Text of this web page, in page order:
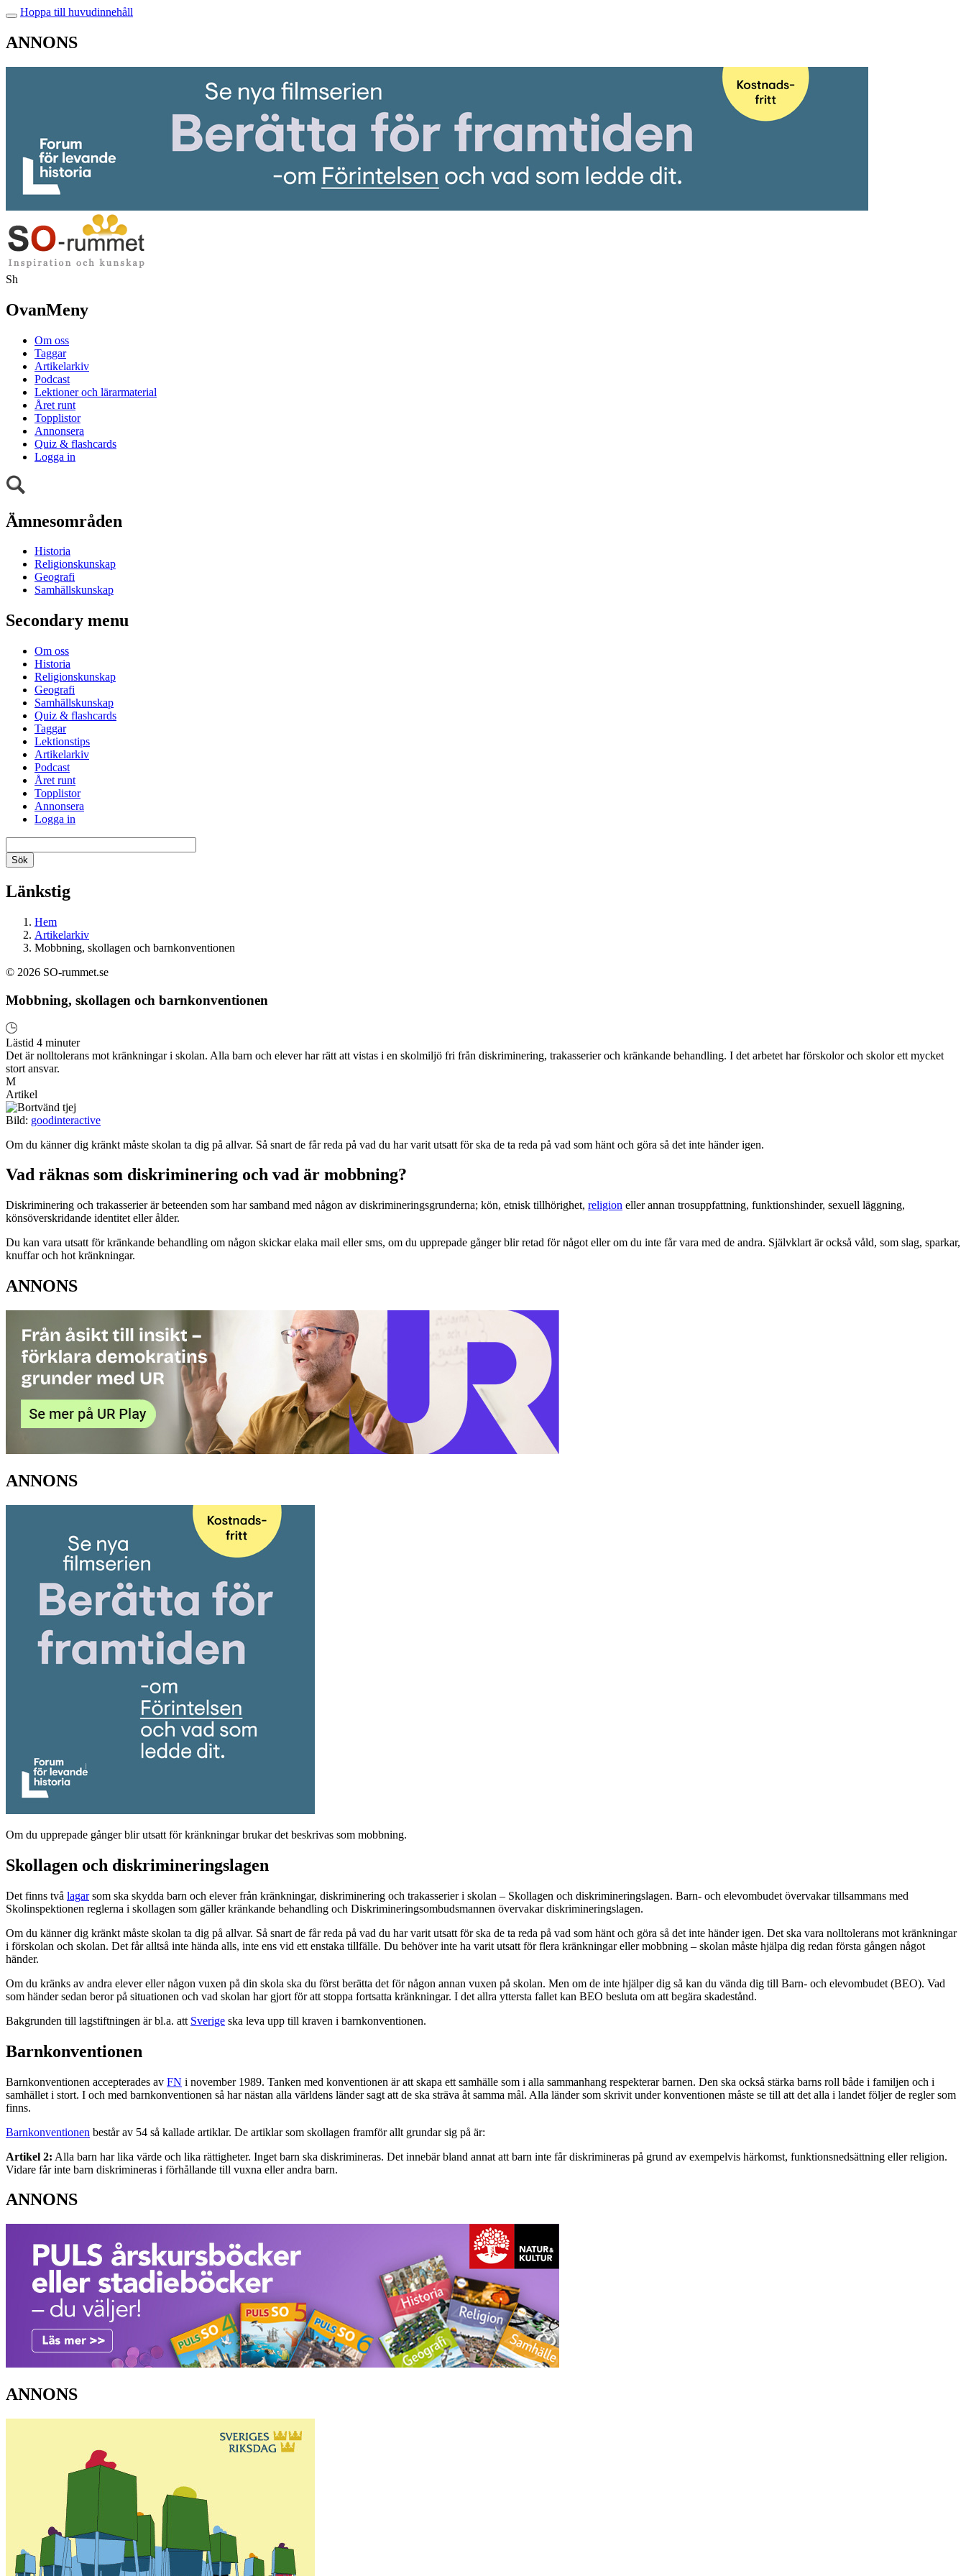
Hoppa till huvudinnehåll
ANNONS
Sh
OvanMeny
Om oss
Taggar
Artikelarkiv
Podcast
Lektioner och lärarmaterial
Året runt
Topplistor
Annonsera
Quiz & flashcards
Logga in
Ämnesområden
Historia
Religionskunskap
Geografi
Samhällskunskap
Secondary menu
Om oss
Historia
Religionskunskap
Geografi
Samhällskunskap
Quiz & flashcards
Taggar
Lektionstips
Artikelarkiv
Podcast
Året runt
Topplistor
Annonsera
Logga in
Länkstig
Hem
Artikelarkiv
Mobbning, skollagen och barnkonventionen
© 2026 SO-rummet.se
Mobbning, skollagen och barnkonventionen
Lästid 4 minuter
Det är nolltolerans mot kränkningar i skolan. Alla barn och elever har rätt att vistas i en skolmiljö fri från diskriminering, trakasserier och kränkande behandling. I det arbetet har förskolor och skolor ett mycket
stort ansvar.
M
Artikel
Bild: goodinteractive
Om du känner dig kränkt måste skolan ta dig på allvar. Så snart de får reda på vad du har varit utsatt för ska de ta reda på vad som hänt och göra så det inte händer igen.
Vad räknas som diskriminering och vad är mobbning?
Diskriminering och trakasserier är beteenden som har samband med någon av diskrimineringsgrunderna; kön, etnisk tillhörighet, religion eller annan trosuppfattning, funktionshinder, sexuell läggning,
könsöverskridande identitet eller ålder.
Du kan vara utsatt för kränkande behandling om någon skickar elaka mail eller sms, om du upprepade gånger blir retad för något eller om du inte får vara med de andra. Självklart är också våld, som slag, sparkar,
knuffar och hot kränkningar.
ANNONS
ANNONS
Om du upprepade gånger blir utsatt för kränkningar brukar det beskrivas som mobbning.
Skollagen och diskrimineringslagen
Det finns två lagarsom ska skydda barn och elever från kränkningar, diskriminering och trakasserier i skolan – Skollagen och diskrimineringslagen. Barn- och elevombudet övervakar tillsammans med
Skolinspektionen reglerna i skollagen som gäller kränkande behandling och Diskrimineringsombudsmannen övervakar diskrimineringslagen.
Om du känner dig kränkt måste skolan ta dig på allvar. Så snart de får reda på vad du har varit utsatt för ska de ta reda på vad som hänt och göra så det inte händer igen. Det ska vara nolltolerans mot kränkningar
i förskolan och skolan. Det får alltså inte hända alls, inte ens vid ett enstaka tillfälle. Du behöver inte ha varit utsatt för flera kränkningar eller mobbning – skolan måste hjälpa dig redan första gången något
händer.
Om du kränks av andra elever eller någon vuxen på din skola ska du först berätta det för någon annan vuxen på skolan. Men om de inte hjälper dig så kan du vända dig till Barn- och elevombudet (BEO). Vad
som händer sedan beror på situationen och vad skolan har gjort för att stoppa fortsatta kränkningar. I det allra yttersta fallet kan BEO besluta om att begära skadestånd.
Bakgrunden till lagstiftningen är bl.a. att Sverige ska leva upp till kraven i barnkonventionen.
Barnkonventionen
Barnkonventionen accepterades av FN i november 1989. Tanken med konventionen är att skapa ett samhälle som i alla sammanhang respekterar barnen. Den ska också stärka barns roll både i familjen och i
samhället i stort. I och med barnkonventionen så har nästan alla världens länder sagt att de ska sträva åt samma mål. Alla länder som skrivit under konventionen måste se till att det alla i landet följer de regler som
finns.
Barnkonventionen består av 54 så kallade artiklar. De artiklar som skollagen framför allt grundar sig på är:
Artikel 2: Alla barn har lika värde och lika rättigheter. Inget barn ska diskrimineras. Det innebär bland annat att barn inte får diskrimineras på grund av exempelvis härkomst, funktionsnedsättning eller religion.
Vidare får inte barn diskrimineras i förhållande till vuxna eller andra barn.
ANNONS
ANNONS